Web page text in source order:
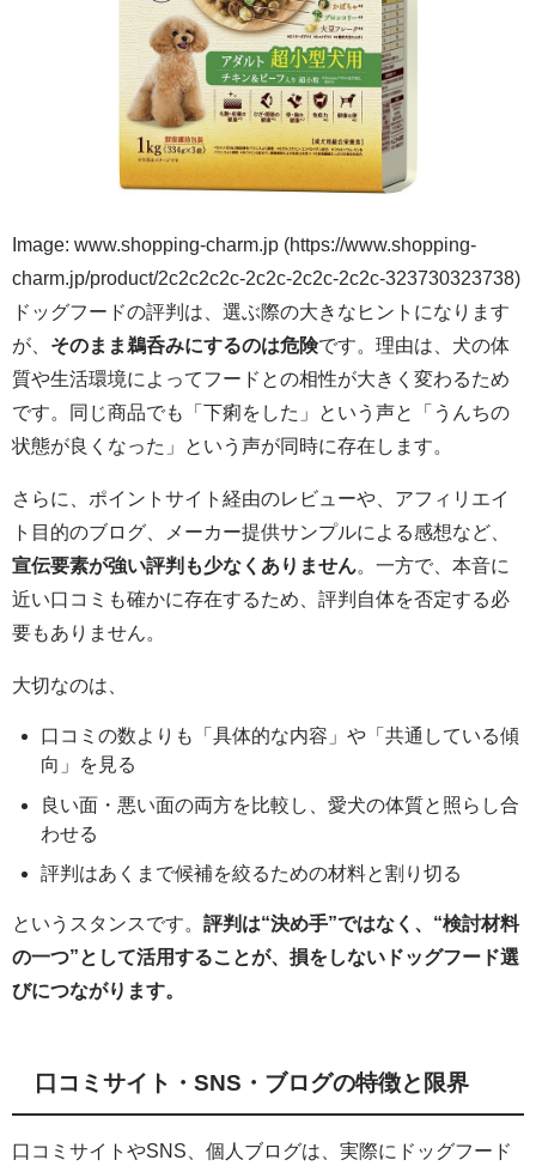
Image: www.shopping-charm.jp (https://www.shopping-
charm.jp/product/2c2c2c2c-2c2c-2c2c-2c2c-323730323738)
ドッグフードの評判は、選ぶ際の大きなヒントになります
が、 そのまま鵜呑みにするのは危険です。理由は、犬の体
質や生活環境によってフードとの相性が大きく変わるため
です。同じ商品でも「下痢をした」という声と「うんちの
状態が良くなった」という声が同時に存在します。
さらに、ポイントサイト経由のレビューや、アフィリエイ
ト目的のブログ、メーカー提供サンプルによる感想など、
宣伝要素が強い評判も少なくありません 。一方で、本音に
近い口コミも確かに存在するため、評判自体を否定する必
要もありません。
大切なのは、
口コミの数よりも「具体的な内容」や「共通している傾
向」を見る
良い面・悪い面の両方を比較し、愛犬の体質と照らし合
わせる
評判はあくまで候補を絞るための材料と割り切る
というスタンスです。 評判は“決め手”ではなく、“検討材料
の一つ”として活用することが、損をしないドッグフード選
びにつながります。
口コミサイト・SNS・ブログの特徴と限界
口コミサイトやSNS、個人ブログは、実際にドッグフード